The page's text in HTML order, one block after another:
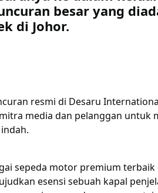
besar yang
di Johor.
resmi di Desaru
media dan pelanggan untuk
sepeda motor premium
esensi sebuah kapal